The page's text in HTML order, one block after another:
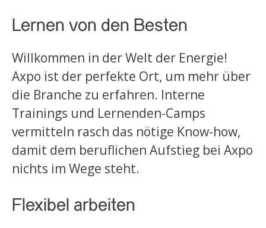
Lernen von den Besten
Willkommen in der Welt der Energie!
Axpo ist der perfekte Ort, um mehr über
die Branche zu erfahren. Interne
Trainings und Lernenden-Camps
vermitteln rasch das nötige Know-how,
damit dem beruflichen Aufstieg bei Axpo
nichts im Wege steht.
Flexibel arbeiten